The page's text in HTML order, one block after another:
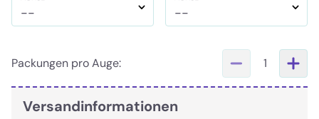
-- --
Packungen pro Auge: 1
Versandinformationen